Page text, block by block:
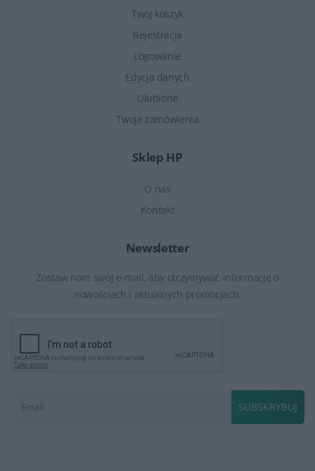
Twój koszyk
Rejestracja
Logowanie
Edycja danych
Ulubione
Twoje zamówienia
Sklep HP
O nas
Kontakt
Newsletter
Zostaw nam swój e-mail, aby otrzymywać informacje o
nowościach i aktualnych promocjach.
SUBSKRYBUJ